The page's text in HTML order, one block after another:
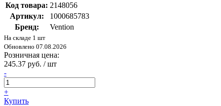
Код товара: 2148056
Артикул:
1000685783
Бренд:
Vention
На складе 1 шт
Обновлено 07.08.2026
Розничная цена:
245.37 руб. / шт
-
+
Купить